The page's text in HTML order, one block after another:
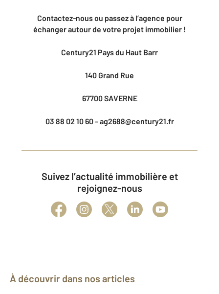
Contactez-nous ou passez à l’agence pour
échanger autour de votre projet immobilier !
Century21 Pays du Haut Barr
140 Grand Rue
67700 SAVERNE
03 88 02 10 60 – ag2688@century21.fr
Suivez l’actualité immobilière et
rejoignez-nous
À découvrir dans nos articles